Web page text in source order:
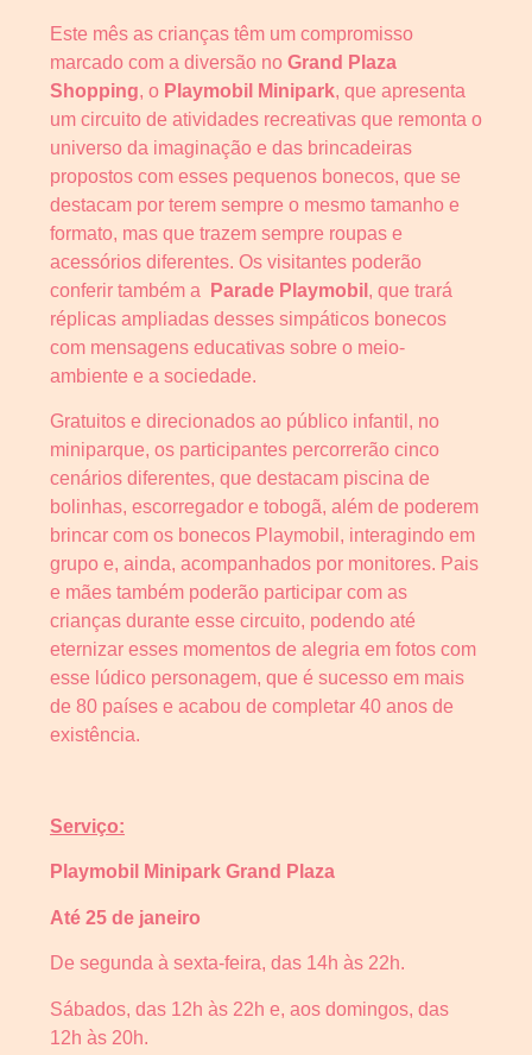
Este mês as crianças têm um compromisso
marcado com a diversão no Grand Plaza
Shopping, o Playmobil Minipark, que apresenta
um circuito de atividades recreativas que remonta o
universo da imaginação e das brincadeiras
propostos com esses pequenos bonecos, que se
destacam por terem sempre o mesmo tamanho e
formato, mas que trazem sempre roupas e
acessórios diferentes. Os visitantes poderão
conferir também a
Parade Playmobil , que trará
réplicas ampliadas desses simpáticos bonecos
com mensagens educativas sobre o meio-
ambiente e a sociedade.
Gratuitos e direcionados ao público infantil, no
miniparque, os participantes percorrerão cinco
cenários diferentes, que destacam piscina de
bolinhas, escorregador e tobogã, além de poderem
brincar com os bonecos Playmobil, interagindo em
grupo e, ainda, acompanhados por monitores. Pais
e mães também poderão participar com as
crianças durante esse circuito, podendo até
eternizar esses momentos de alegria em fotos com
esse lúdico personagem, que é sucesso em mais
de 80 países e acabou de completar 40 anos de
existência.
Serviço:
Playmobil Minipark Grand Plaza
Até 25 de janeiro
De segunda à sexta-feira, das 14h às 22h.
Sábados, das 12h às 22h e, aos domingos, das
12h às 20h.